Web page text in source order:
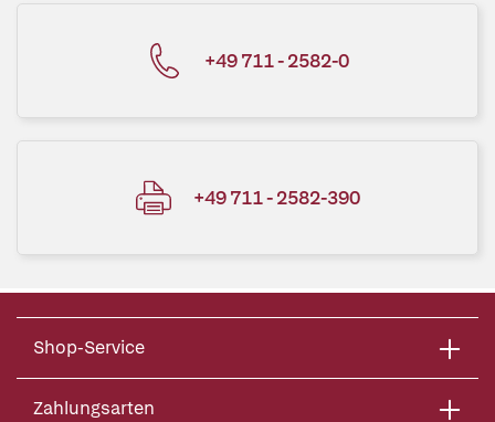
+49 711 - 2582-0
+49 711 - 2582-390
Shop-Service
Zahlungsarten